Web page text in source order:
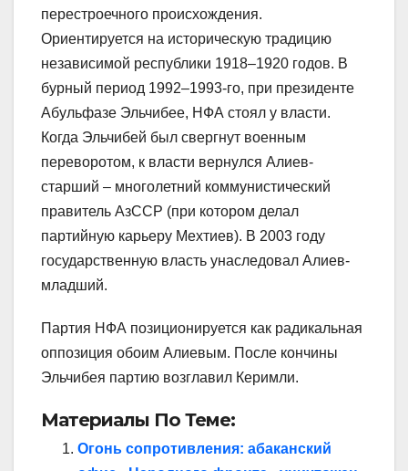
перестроечного происхождения.
Ориентируется на историческую традицию
независимой республики 1918–1920 годов. В
бурный период 1992–1993-го, при президенте
Абульфазе Эльчибее, НФА стоял у власти.
Когда Эльчибей был свергнут военным
переворотом, к власти вернулся Алиев-
старший – многолетний коммунистический
правитель АзССР (при котором делал
партийную карьеру Мехтиев). В 2003 году
государственную власть унаследовал Алиев-
младший.
Партия НФА позиционируется как радикальная
оппозиция обоим Алиевым. После кончины
Эльчибея партию возглавил Керимли.
Материалы По Теме:
Огонь сопротивления: абаканский